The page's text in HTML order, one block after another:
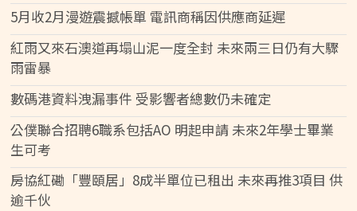
5月收2月漫遊震撼帳單 電訊商稱因供應商延遲
紅雨又來石澳道再塌山泥一度全封 未來兩三日仍有大驟
雨雷暴
數碼港資料洩漏事件 受影響者總數仍未確定
公僕聯合招聘6職系包括AO 明起申請 未來2年學士畢業
生可考
房協紅磡「豐頤居」8成半單位已租出 未來再推3項目 供
逾千伙